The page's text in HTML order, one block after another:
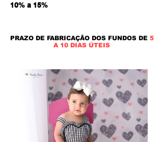
10% a 15%
PRAZO DE FABRICAÇÃO DOS FUNDOS DE 5
A 10 DIAS ÚTEIS